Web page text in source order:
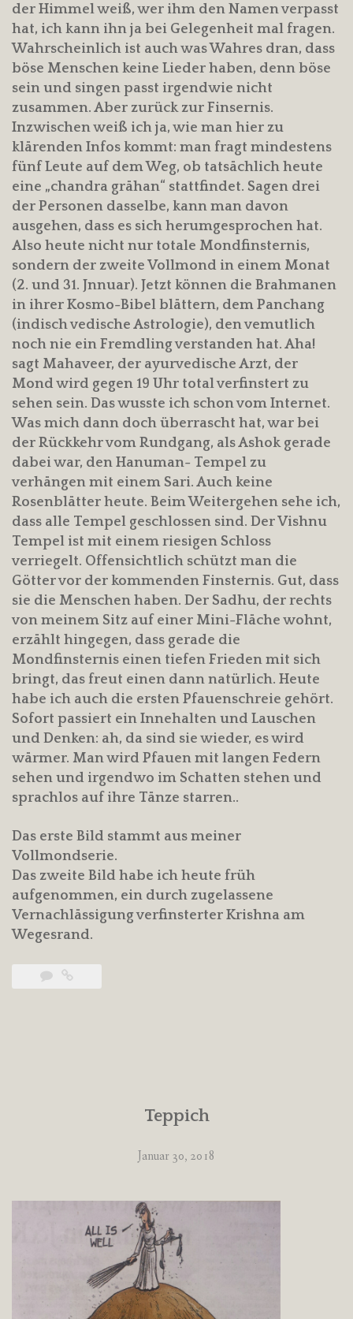
der Himmel weiß, wer ihm den Namen verpasst
hat, ich kann ihn ja bei Gelegenheit mal fragen.
Wahrscheinlich ist auch was Wahres dran, dass
böse Menschen keine Lieder haben, denn böse
sein und singen passt irgendwie nicht
zusammen. Aber zurück zur Finsernis.
Inzwischen weiß ich ja, wie man hier zu
klärenden Infos kommt: man fragt mindestens
fünf Leute auf dem Weg, ob tatsächlich heute
eine „chandra grähan“ stattfindet. Sagen drei
der Personen dasselbe, kann man davon
ausgehen, dass es sich herumgesprochen hat.
Also heute nicht nur totale Mondfinsternis,
sondern der zweite Vollmond in einem Monat
(2. und 31. Jnnuar). Jetzt können die Brahmanen
in ihrer Kosmo-Bibel blättern, dem Panchang
(indisch vedische Astrologie), den vemutlich
noch nie ein Fremdling verstanden hat. Aha!
sagt Mahaveer, der ayurvedische Arzt, der
Mond wird gegen 19 Uhr total verfinstert zu
sehen sein. Das wusste ich schon vom Internet.
Was mich dann doch überrascht hat, war bei
der Rückkehr vom Rundgang, als Ashok gerade
dabei war, den Hanuman- Tempel zu
verhängen mit einem Sari. Auch keine
Rosenblätter heute. Beim Weitergehen sehe ich,
dass alle Tempel geschlossen sind. Der Vishnu
Tempel ist mit einem riesigen Schloss
verriegelt. Offensichtlich schützt man die
Götter vor der kommenden Finsternis. Gut, dass
sie die Menschen haben. Der Sadhu, der rechts
von meinem Sitz auf einer Mini-Fläche wohnt,
erzählt hingegen, dass gerade die
Mondfinsternis einen tiefen Frieden mit sich
bringt, das freut einen dann natürlich. Heute
habe ich auch die ersten Pfauenschreie gehört.
Sofort passiert ein Innehalten und Lauschen
und Denken: ah, da sind sie wieder, es wird
wärmer. Man wird Pfauen mit langen Federn
sehen und irgendwo im Schatten stehen und
sprachlos auf ihre Tänze starren..
Das erste Bild stammt aus meiner
Vollmondserie.
Das zweite Bild habe ich heute früh
aufgenommen, ein durch zugelassene
Vernachlässigung verfinsterter Krishna am
Wegesrand.
Teppich
Januar 30, 2018